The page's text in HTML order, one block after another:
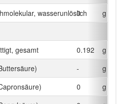
wasserunlöslich
0
g
gesamt
0.192
g
-
g
0
g